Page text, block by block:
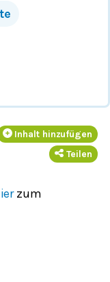
Inhalt hinzufügen
Teilen
zum